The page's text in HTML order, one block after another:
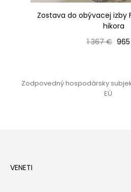
Zostava do obývacej izby
hikora
Bežná cena
1 367 €
Zodpovedný hospodársky
EÚ
VENETI